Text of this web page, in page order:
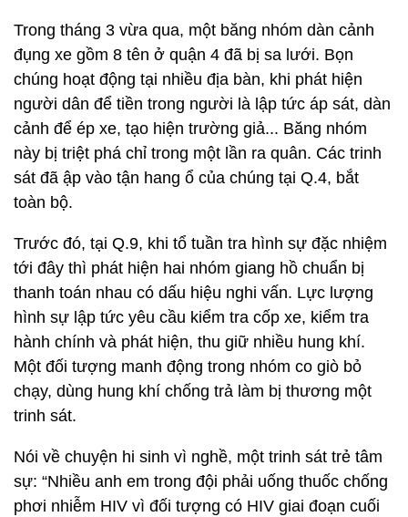
Trong tháng 3 vừa qua, một băng nhóm dàn cảnh
đụng xe gồm 8 tên ở quận 4 đã bị sa lưới. Bọn
chúng hoạt động tại nhiều địa bàn, khi phát hiện
người dân để tiền trong người là lập tức áp sát, dàn
cảnh để ép xe, tạo hiện trường giả... Băng nhóm
này bị triệt phá chỉ trong một lần ra quân. Các trinh
sát đã ập vào tận hang ổ của chúng tại Q.4, bắt
toàn bộ.
Trước đó, tại Q.9, khi tổ tuần tra hình sự đặc nhiệm
tới đây thì phát hiện hai nhóm giang hồ chuẩn bị
thanh toán nhau có dấu hiệu nghi vấn. Lực lượng
hình sự lập tức yêu cầu kiểm tra cốp xe, kiểm tra
hành chính và phát hiện, thu giữ nhiều hung khí.
Một đối tượng manh động trong nhóm co giò bỏ
chạy, dùng hung khí chống trả làm bị thương một
trinh sát.
Nói về chuyện hi sinh vì nghề, một trinh sát trẻ tâm
sự: “Nhiều anh em trong đội phải uống thuốc chống
phơi nhiễm HIV vì đối tượng có HIV giai đoạn cuối